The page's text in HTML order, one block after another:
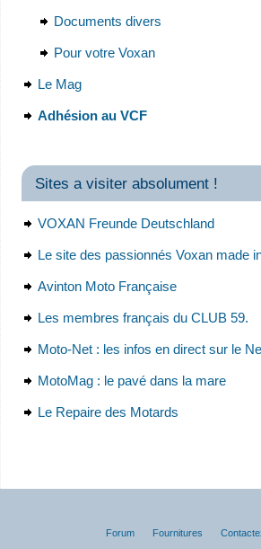
Documents divers
Pour votre Voxan
Le Mag
Adhésion au VCF
Sites a visiter absolument !
VOXAN Freunde Deutschland
Le site des passionnés Voxan made
Avinton Moto Française
Les membres français du CLUB 59.
Moto-Net : les infos en direct sur le
MotoMag : le pavé dans la mare
Le Repaire des Motards
Forum Fournitures